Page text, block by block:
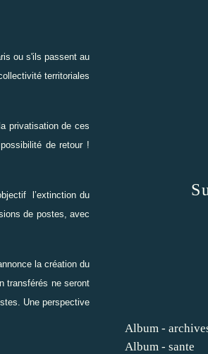
ou s'ils passent au
territoriales
privatisation de ces
de retour !
l’extinction du
de postes, avec
la création du
transférés ne seront
Une perspective
Album -
Album - sante